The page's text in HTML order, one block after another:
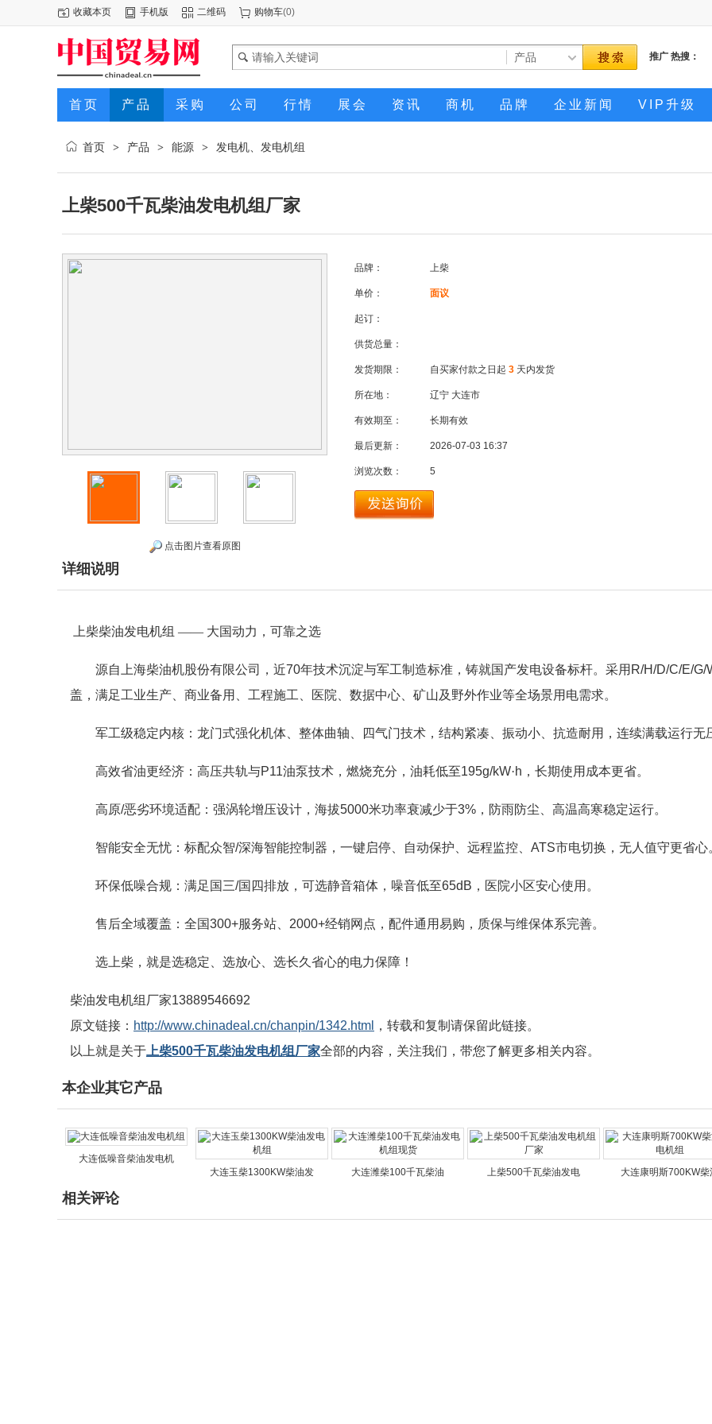
收藏本页 手机版 二维码 购物车(0)
推广 热搜：
首页 产品 采购 公司 行情 展会 资讯 商机 品牌 企业新闻 VIP升级
首页 > 产品 > 能源 > 发电机、发电机组
上柴500千瓦柴油发电机组厂家
点击图片查看原图
品牌： 上柴
单价： 面议
起订：
供货总量：
发货期限： 自买家付款之日起 3 天内发货
所在地： 辽宁 大连市
有效期至： 长期有效
最后更新： 2026-07-03 16:37
浏览次数： 5
详细说明
上柴柴油发电机组 —— 大国动力，可靠之选
源自上海柴油机股份有限公司，近70年技术沉淀与军工制造标准，铸就国产发电设备标杆。采用 R/H/D/C/E/G/
盖，满足工业生产、商业备用、工程施工、医院、数据中心、矿山及野外作业等全场景用电需求。
军工级稳定内核：龙门式强化机体、整体曲轴、四气门技术，结构紧凑、振动小、抗造耐用，连续满载运行无
高效省油更经济：高压共轨与P11油泵技术，燃烧充分，油耗低至195g/kW·h ，长期使用成本更省。
高原/恶劣环境适配：强涡轮增压设计，海拔5000米功率衰减少于3% ，防雨防尘、高温高寒稳定运行。
智能安全无忧：标配众智/深海智能控制器，一键启停、自动保护、远程监控、 ATS市电切换，无人值守更省心
环保低噪合规：满足国三/国四排放，可选静音箱体，噪音低至65dB ，医院小区安心使用。
售后全域覆盖：全国300+服务站、 2000+经销网点，配件通用易购，质保与维保体系完善。
选上柴，就是选稳定、选放心、选长久省心的电力保障！
柴油发电机组厂家13889546692
原文链接： http://www.chinadeal.cn/chanpin/1342.html
，转载和复制请保留此链接。
以上就是关于 上柴500千瓦柴油发电机组厂家全部的内容，关注我们，带您了解更多相关内容。
本企业其它产品
大连低噪音柴油发电机
大连玉柴1300KW柴油发
大连潍柴100千瓦柴油 上柴500千瓦柴油发电 大连康明斯700KW柴
相关评论